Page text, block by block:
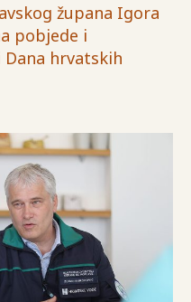
župana Igora
pobjede i
hrvatskih